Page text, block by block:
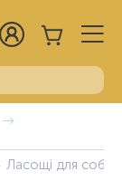
Ласощі для собак